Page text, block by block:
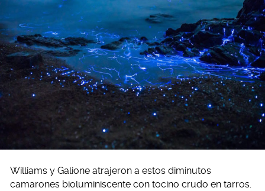
Williams y Galione atrajeron a estos diminutos
camarones bioluminiscente con tocino crudo en tarros.